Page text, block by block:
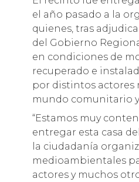
el año pasado a la
quienes, tras
del Gobierno
en condiciones de
recuperado e
por distintos actores
mundo comunitario
“Estamos muy
entregar esta casa
la ciudadanía
medioambientales
actores y muchos